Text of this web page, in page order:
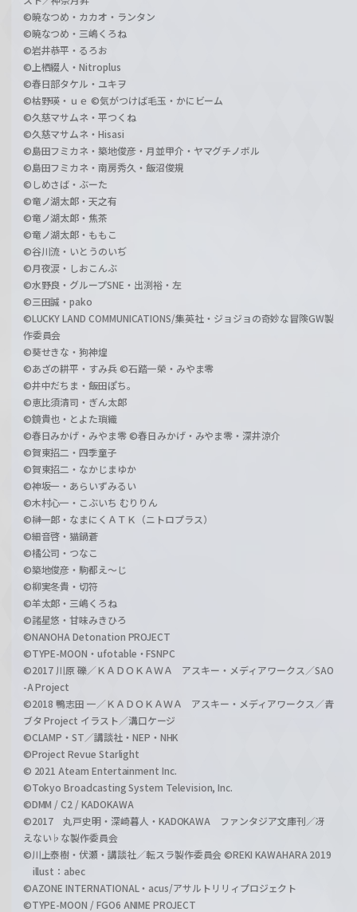
©暁なつめ・カカオ・ランタン
©暁なつめ・三嶋くろね
©岩井恭平・るろお
©上栖綴人・Nitroplus
©春日部タケル・ユキヲ
©枯野瑛・ｕｅ ©気がつけば毛玉・かにビーム
©久慈マサムネ・平つくね
©久慈マサムネ・Hisasi
©島田フミカネ・築地俊彦・月並甲介・ヤマグチノボル
©島田フミカネ・南房秀久・飯沼俊規
©しめさば・ぶーた
©竜ノ湖太郎・天之有
©竜ノ湖太郎・焦茶
©竜ノ湖太郎・ももこ
©谷川流・いとうのいぢ
©月夜涙・しおこんぶ
©水野良・グループSNE・出渕裕・左
©三田誠・pako
©LUCKY LAND COMMUNICATIONS/集英社・ジョジョの奇妙な冒険GW製
作委員会
©葵せきな・狗神煌
©あざの耕平・すみ兵 ©石踏一榮・みやま零
©井中だちま・飯田ぽち。
©恵比須清司・ぎん太郎
©鏡貴也・とよた瑣織
©春日みかげ・みやま零 ©春日みかげ・みやま零・深井涼介
©賀東招二・四季童子
©賀東招二・なかじまゆか
©神坂一・あらいずみるい
©木村心一・こぶいち むりりん
©榊一郎・なまにくＡＴＫ（ニトロプラス）
©細音啓・猫鍋蒼
©橘公司・つなこ
©築地俊彦・駒都え～じ
©柳実冬貴・切符
©羊太郎・三嶋くろね
©諸星悠・甘味みきひろ
©NANOHA Detonation PROJECT
©TYPE-MOON・ufotable・FSNPC
©2017 川原 礫／ＫＡＤＯＫＡＷＡ アスキー・メディアワークス／SAO
-A Project
©2018 鴨志田 一／ＫＡＤＯＫＡＷＡ アスキー・メディアワークス／青
ブタ Project イラスト／溝口ケージ
©CLAMP・ST／講談社・NEP・NHK
©Project Revue Starlight
© 2021 Ateam Entertainment Inc.
©Tokyo Broadcasting System Television, Inc.
©DMM / C2 / KADOKAWA
©2017 丸戸史明・深崎暮人・KADOKAWA ファンタジア文庫刊／冴
えない♭な製作委員会
©川上泰樹・伏瀬・講談社／転スラ製作委員会 ©REKI KAWAHARA 2019
illust：abec
©AZONE INTERNATIONAL・acus/アサルトリリィプロジェクト
©TYPE-MOON / FGO6 ANIME PROJECT